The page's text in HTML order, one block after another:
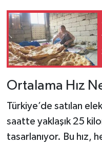
Ortalama Hız
Türkiye’de satılan
saatte yaklaşık 25
tasarlanıyor. Bu hız,